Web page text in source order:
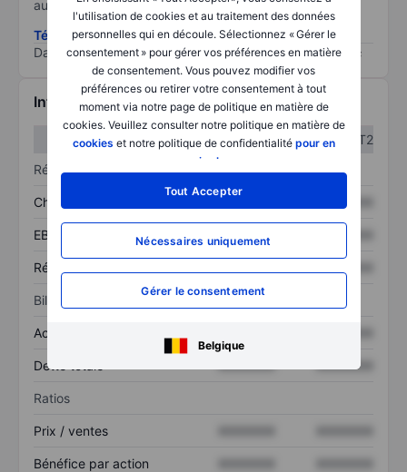
l'utilisation de cookies et au traitement des données
personnelles qui en découle. Sélectionnez « Gérer le
consentement » pour gérer vos préférences en matière
de consentement. Vous pouvez modifier vos
préférences ou retirer votre consentement à tout
moment via notre page de politique en matière de
cookies. Veuillez consulter notre politique en matière de
cookies et notre politique de confidentialité pour en
savoir plus
Tout Accepter
Nécessaires uniquement
Gérer le consentement
Belgique
au risque le plus élevé).
Télécharger la méthodologie ESG (en anglais)
Data provided by
/
Informations financières
T1
T2
Résultats
Chiffre d’affaires XXXXXXX
EBITDA XXXXXXX
Résultat net
Bilan
Actif total
Dette totale XXXXXXX
Ratios
Prix / ventes
Bénéfice par action